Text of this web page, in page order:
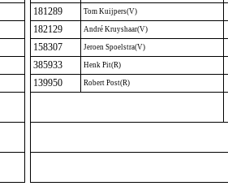
181289 Tom Kuijpers(V)
182129 André Kruyshaar(V)
158307 Jeroen Spoelstra(V)
385933 Henk Pit(R)
139950 Robert Post(R)